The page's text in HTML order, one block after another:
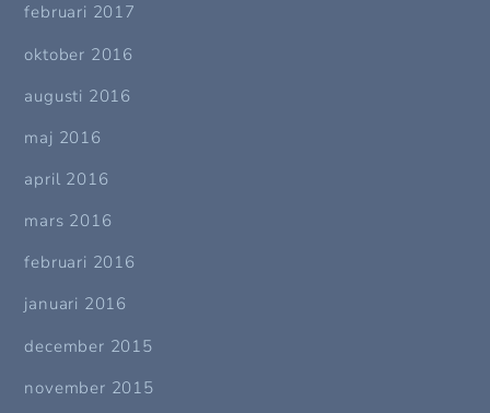
februari 2017
oktober 2016
augusti 2016
maj 2016
april 2016
mars 2016
februari 2016
januari 2016
december 2015
november 2015